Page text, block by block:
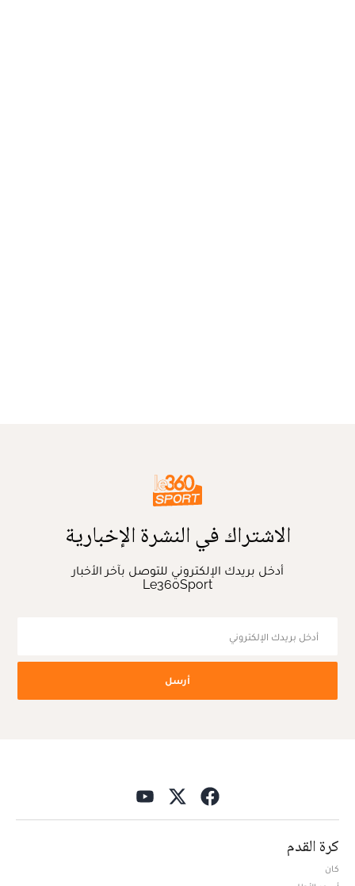
الاشتراك في النشرة الإخبارية
أدخل بريدك الإلكتروني للتوصل بآخر الأخبار
Le360Sport
أرسل
كرة القدم
كان